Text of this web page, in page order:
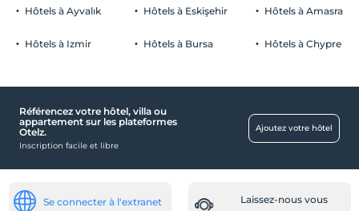
Piscine extérieure (en saison)
pièces
chambres familiales
De bébé
moins de 12 ans
Hôtels à Ayvalık
Hôtels à Izmir
Hôtels à Eskişehir
Hôtels à Bursa
Hôtels à Amasra
Hôtels à Chypre
Référencez votre hôtel, villa ou
appartement sur les plateformes
Otelz.
Inscription facile et libre
Ajoutez votre hôtel
Se connecter à l'extranet
Laissez-nous vous